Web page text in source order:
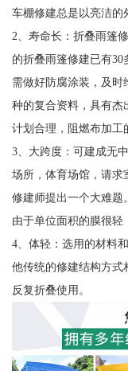
车棚修建总是以亮洁的
2、寿命长：折叠雨篷
的折叠雨篷修建已有
需做好防腐涂装，及
种的复合资料，具有杰
计划合理，阻燃布加工
3、大跨度：可建成无
场所，体育场馆，请求
修建师提出一个大难题
由于单位面积的膜很轻
4、体轻：选用的材料
他传统的修建结构方式
反复折叠使用。